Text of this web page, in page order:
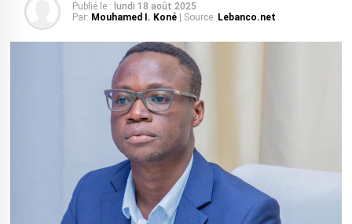
Publié le : lundi 18 août 2025
Par: Mouhamed I. Koné | Source: Lebanco.net